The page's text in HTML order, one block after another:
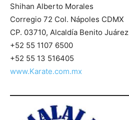
Shihan Alberto Morales
Corregio 72 Col. Nápoles CDMX
CP. 03710, Alcaldía Benito Juárez
+52 55 1107 6500
+52 55 13 516405
www.Karate.com.mx